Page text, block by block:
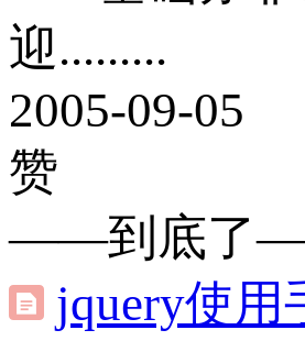
迎.........
2005-09-05
赞
——到底了
jquery使用